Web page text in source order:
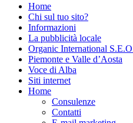
Home
Chi sul tuo sito?
Informazioni
La pubblicità locale
Organic International
Piemonte e Valle d’Aosta
Voce di Alba
Siti internet
Home
Consulenze
Contatti